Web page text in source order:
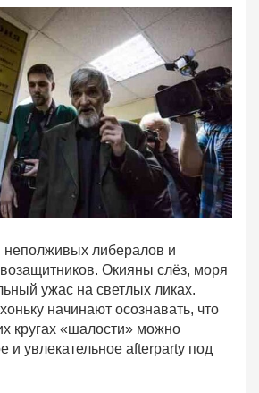
либералов и
Окияны слёз, моря
ужас на светлых ликах.
начинают осознавать, что
кругах «шалости» можно
и увлекательное afterparty под